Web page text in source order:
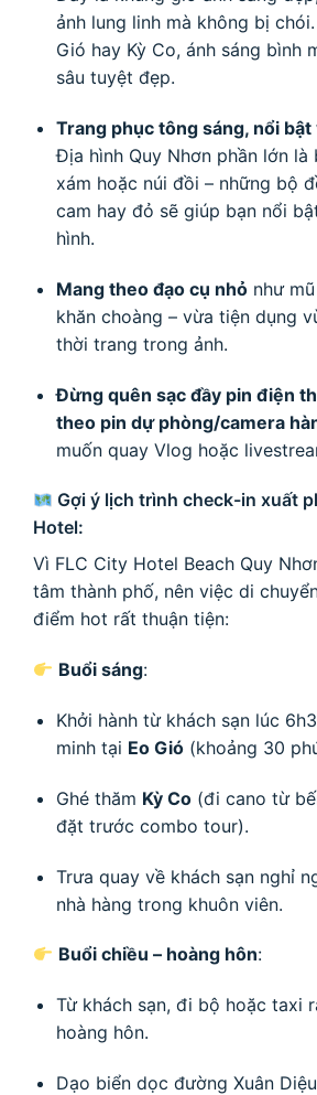
ảnh lung linh mà không bị
Gió hay Kỳ Co, ánh sáng bình
sâu tuyệt đẹp.
Trang phục tông sáng, nổi
Địa hình Quy Nhơn phần lớn là
xám hoặc núi đồi – những bộ
cam hay đỏ sẽ giúp bạn nổi
hình.
Mang theo đạo cụ nhỏnhư mũ
khăn choàng – vừa tiện dụng
thời trang trong ảnh.
Đừng quên sạc đầy pin điện
theo pin dự phòng/camera
muốn quay Vlog hoặc
Gợi ý lịch trình check-in xuất
Hotel:
Vì FLC City Hotel Beach Quy
tâm thành phố, nên việc di
điểm hot rất thuận tiện:
Buổi sáng:
Khởi hành từ khách sạn lúc
minh tại Eo Gió(khoảng 30
Ghé thăm Kỳ Co(đi cano từ
đặt trước combo tour).
Trưa quay về khách sạn nghỉ
nhà hàng trong khuôn viên.
Buổi chiều – hoàng hôn:
Từ khách sạn, đi bộ hoặc taxi
hoàng hôn.
Dạo biển dọc đường Xuân